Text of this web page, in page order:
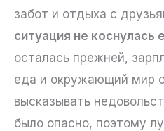
забот и отдыха с
ситуация не коснулась
осталась прежней,
еда и окружающий мир
высказывать
было опасно, поэтому